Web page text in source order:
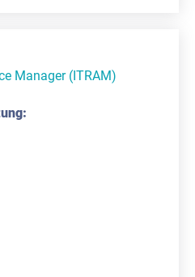
Manager (ITRAM)